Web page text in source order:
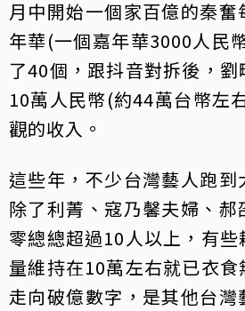
月中開始一個家百億的秦
年華(一個嘉年華3000人民
了40個，跟抖音對拆後，
10萬人民幣(約44萬台幣左
觀的收入。
這些年，不少台灣藝人跑到
除了利菁、寇乃馨夫婦、
零總總超過10人以上，有
量維持在10萬左右就已衣
走向破億數字，是其他台